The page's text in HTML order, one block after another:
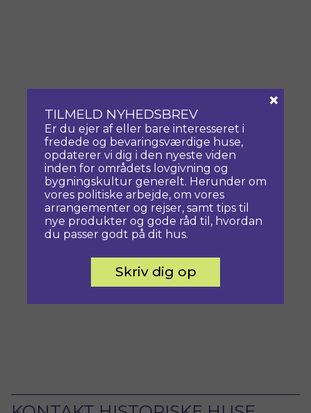
TILMELD NYHEDSBREV
Er du ejer af eller bare interesseret i
fredede og bevaringsværdige huse,
opdaterer vi dig i den nyeste viden
inden for områdets lovgivning og
bygningskultur generelt. Herunder om
vores politiske arbejde, om vores
arrangementer og rejser, samt tips til
nye produkter og gode råd til, hvordan
du passer godt på dit hus.
Skriv dig op
×